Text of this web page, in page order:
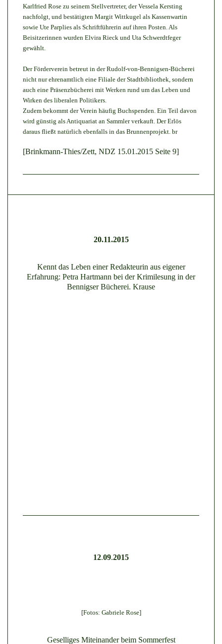
Karlfried Rose zu seinem Stellvertreter, der Vessela Kersting
nachfolgt, und bestätigten Margit Wittkugel als Kassenwartin
sowie Ute Parplies als Schriftführerin auf ihren Posten. Als
Beisitzerinnen wurden Elvira Rieck und Uta Schwerdtfeger
gewählt.
Der Förderverein betreut in der Rudolf-von-Bennigsen-Bücherei
nicht nur ehrenamtlich eine Filiale der Stadtbibliothek, sondern
auch eine Präsenzbücherei mit Werken rund um das Leben und
Wirken des liberalen Politikers.
Zudem bekommt der Verein häufig Buchspenden. Ein Teil davon
wird günstig als Antiquariat an Sammler verkauft. Der Erlös
daraus fließt natürlich ebenfalls in das Brunnenprojekt. br
[Brinkmann-Thies/Zett, NDZ 15.01.2015 Seite 9]
20.11.2015
Kennt das Leben einer Redakteurin aus eigener
Erfahrung: Petra Hartmann bei der Krimilesung in der
Bennigser Bücherei. Krause
12.09.2015
[Fotos: Gabriele Rose]
Geselliges Miteinander beim Sommerfest